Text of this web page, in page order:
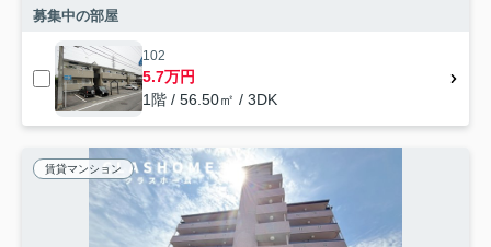
募集中の部屋
102
5.7万円
1階 / 56.50㎡ / 3DK
賃貸マンション